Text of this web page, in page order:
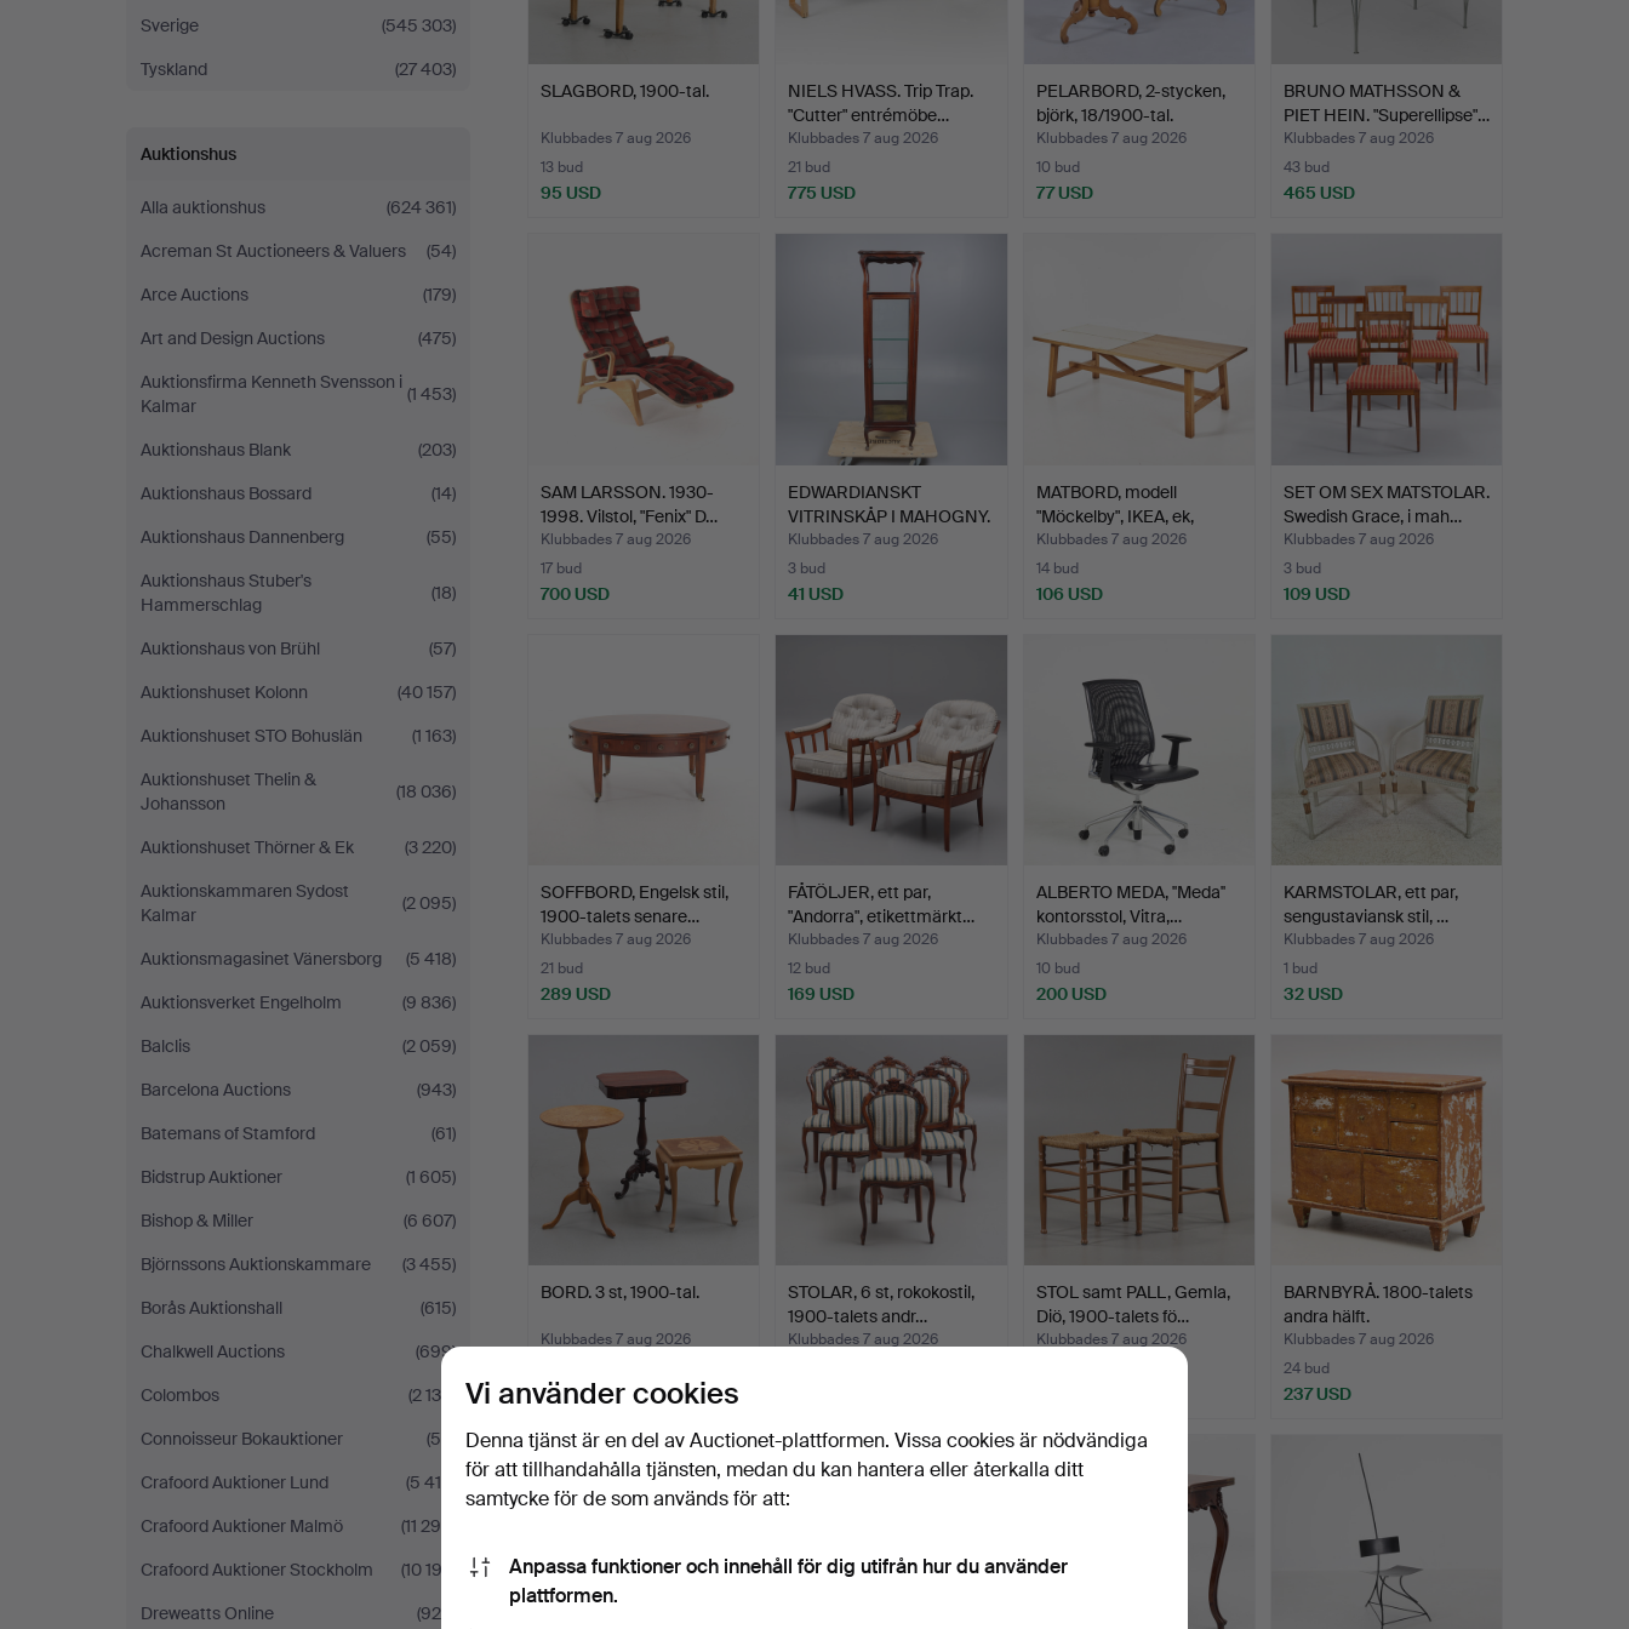
Sverige
(545 303)
Tyskland
(27 403)
Auktionshus
Alla auktionshus
(624 361)
Acreman St Auctioneers & Valuers
(54)
Arce Auctions
(179)
Art and Design Auctions
(475)
Auktionsfirma Kenneth Svensson i
Kalmar
(1 453)
Auktionshaus Blank
(203)
Auktionshaus Bossard
(14)
Auktionshaus Dannenberg
(55)
Auktionshaus Stuber's
Hammerschlag
(18)
Auktionshaus von Brühl
(57)
Auktionshuset Kolonn
(40 157)
Auktionshuset STO Bohuslän
(1 163)
Auktionshuset Thelin &
Johansson
(18 036)
Auktionshuset Thörner & Ek
(3 220)
Auktionskammaren Sydost
Kalmar
(2 095)
Auktionsmagasinet Vänersborg
(5 418)
Auktionsverket Engelholm
(9 836)
Balclis
(2 059)
Barcelona Auctions
(943)
Batemans of Stamford
(61)
Bidstrup Auktioner
(1 605)
Bishop & Miller
(6 607)
Björnssons Auktionskammare
(3 455)
Borås Auktionshall
(615)
Chalkwell Auctions
(699)
Colombos
(2 130)
Connoisseur Bokauktioner
(50)
Crafoord Auktioner Lund
(5 414)
Crafoord Auktioner Malmö
(11 298)
Crafoord Auktioner Stockholm
(10 192)
Dreweatts Online
(928)
SLAGBORD, 1900-tal.
Klubbades 7 aug 2026
13 bud
95 USD
NIELS HVASS. Trip Trap.
"Cutter" entrémöbe…
Klubbades 7 aug 2026
21 bud
775 USD
PELARBORD, 2-stycken,
björk, 18/1900-tal.
Klubbades 7 aug 2026
10 bud
77 USD
BRUNO MATHSSON &
PIET HEIN. "Superellipse"…
Klubbades 7 aug 2026
43 bud
465 USD
SAM LARSSON. 1930-
1998. Vilstol, "Fenix" D…
Klubbades 7 aug 2026
17 bud
700 USD
EDWARDIANSKT
VITRINSKÅP I MAHOGNY.
Klubbades 7 aug 2026
3 bud
41 USD
MATBORD, modell
"Möckelby", IKEA, ek,
bord…
Klubbades 7 aug 2026
14 bud
106 USD
SET OM SEX MATSTOLAR.
Swedish Grace, i mah…
Klubbades 7 aug 2026
3 bud
109 USD
SOFFBORD, Engelsk stil,
1900-talets senare…
Klubbades 7 aug 2026
21 bud
289 USD
FÅTÖLJER, ett par,
"Andorra", etikettmärkt…
Klubbades 7 aug 2026
12 bud
169 USD
ALBERTO MEDA, ''Meda''
kontorsstol, Vitra,…
Klubbades 7 aug 2026
10 bud
200 USD
KARMSTOLAR, ett par,
sengustaviansk stil, …
Klubbades 7 aug 2026
1 bud
32 USD
BORD. 3 st, 1900-tal.
Klubbades 7 aug 2026
48 USD
STOLAR, 6 st, rokokostil,
1900-talets andr…
Klubbades 7 aug 2026
STOL samt PALL, Gemla,
Diö, 1900-talets fö…
Klubbades 7 aug 2026
BARNBYRÅ. 1800-talets
andra hälft.
Klubbades 7 aug 2026
24 bud
237 USD
Vi använder cookies
Denna tjänst är en del av Auctionet-plattformen. Vissa cookies är nödvändiga
för att tillhandahålla tjänsten, medan du kan hantera eller återkalla ditt
samtycke för de som används för att:
Anpassa funktioner och innehåll för dig utifrån hur du använder
plattformen.